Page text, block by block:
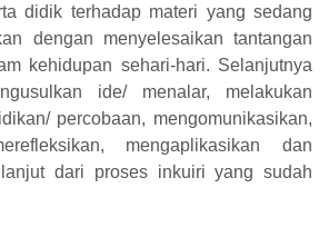
didik terhadap materi yang sedang
dengan menyelesaikan tantangan
kehidupan sehari-hari. Selanjutnya
ide/ menalar, melakukan
percobaan, mengomunikasikan,
mengaplikasikan dan
dari proses inkuiri yang sudah